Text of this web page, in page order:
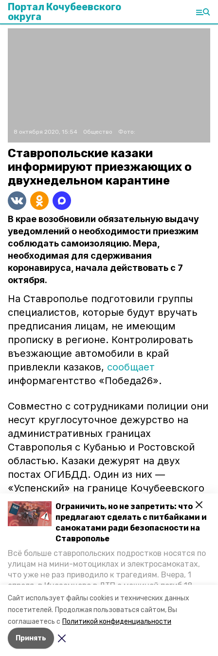
Сайт использует файлы cookies и технических данных
посетителей. Продолжая пользоваться сайтом, Вы
соглашаетесь с Политикой конфиденциальности
Принять
Ограничить, но не запретить: что
предлагают сделать с питбайками и
самокатами ради безопасности на
Ставрополье
Всё больше ставропольских подростков носятся по
улицам на мини-мотоциклах и электросамокатах,
что уже не раз приводило к трагедиям. Вчера, 1
апреля, в Иноземцево в ДТП с машиной погиб 18-
летний пассажир питбайка, катавшийся без шлема.
Как избежать несчастных случаев, обсудили на
пресс-конференции «Победы26» в РИЦ СК
представители Госавтоинспекции и Общественной
палаты Ставропольского края.
Портал Кочубеевского
округа
8 октября 2020, 15:54 Общество Фото:
Ставропольские казаки
информируют приезжающих о
двухнедельном карантине
В крае возобновили обязательную выдачу
уведомлений о необходимости приезжим
соблюдать самоизоляцию. Мера,
необходимая для сдерживания
коронавируса, начала действовать с 7
октября.
На Ставрополье подготовили группы
специалистов, которые будут вручать
предписания лицам, не имеющим
прописку в регионе. Контролировать
въезжающие автомобили в край
привлекли казаков, сообщает
информагентство «Победа26».
Совместно с сотрудниками полиции они
несут круглосуточное дежурство на
административных границах
Ставрополья с Кубанью и Ростовской
областью. Казаки дежурят на двух
постах ОГИБДД. Один из них —
«Успенский» на границе Кочубеевского
района и Краснодарского края. Также
дружины Новоалександровского и
Изобильненского округов вручают
предписания на границе села
Красногвардейского и Ростовской
области.
Фото: комитет Ставропольского края по
делам национальностей и казачества
Авторы: Ольга Дьякова